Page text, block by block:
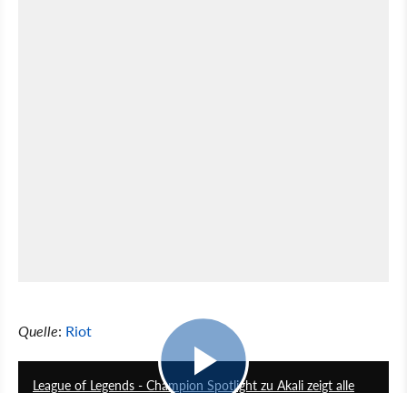
Quelle: Riot
League of Legends - Champion Spotlight zu Akali zeigt alle